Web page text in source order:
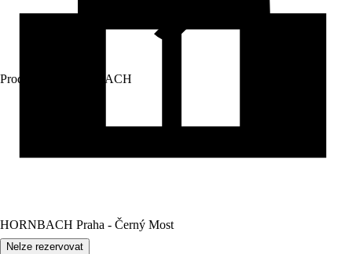
Prodej přes: HORNBACH
HORNBACH Praha - Černý Most
Nelze rezervovat